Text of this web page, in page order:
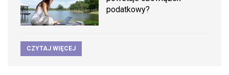
podatkowy?
CZYTAJ WIĘCEJ